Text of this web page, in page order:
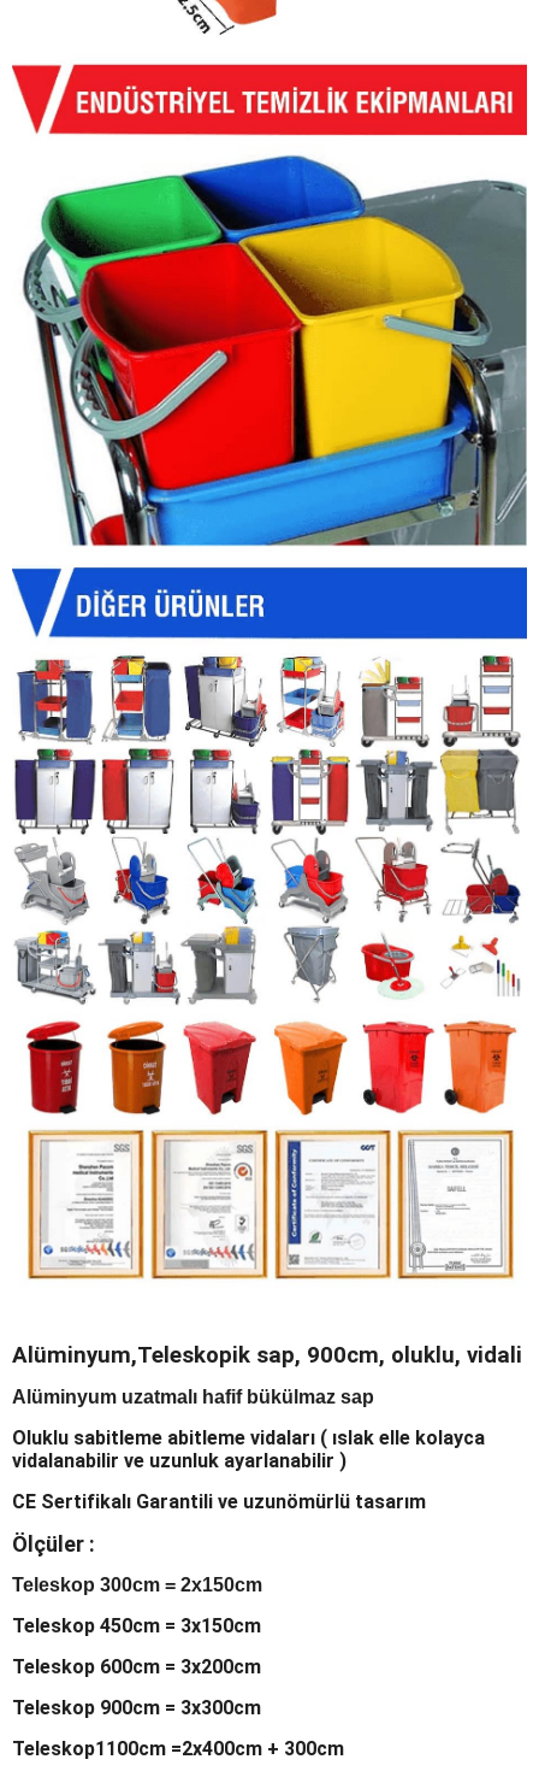
Alüminyum,Teleskopik sap, 900cm, oluklu, vidali
Alüminyum uzatmalı hafif bükülmaz sap
Oluklu sabitleme abitleme vidaları ( ıslak elle kolayca
vidalanabilir ve uzunluk ayarlanabilir )
CE Sertifikalı Garantili ve uzunömürlü tasarım
Ölçüler :
Teleskop 300cm = 2x150cm
Teleskop 450cm = 3x150cm
Teleskop 600cm = 3x200cm
Teleskop 900cm = 3x300cm
Teleskop1100cm =2x400cm + 300cm